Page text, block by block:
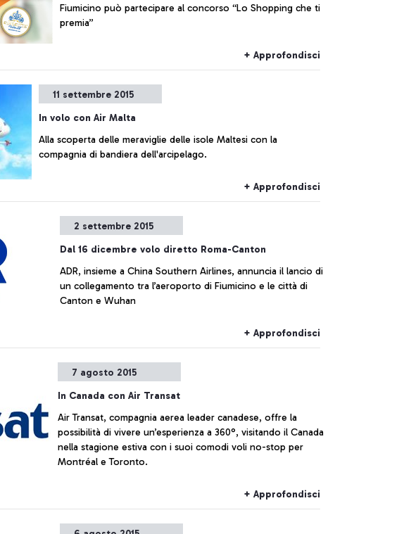
Fiumicino può partecipare al concorso “Lo Shopping che ti
premia”
+ Approfondisci
11 settembre 2015
In volo con Air Malta
Alla scoperta delle meraviglie delle isole Maltesi con la
compagnia di bandiera dell'arcipelago.
+ Approfondisci
2 settembre 2015
Dal 16 dicembre volo diretto Roma-Canton
ADR, insieme a China Southern Airlines, annuncia il lancio di
un collegamento tra l’aeroporto di Fiumicino e le città di
Canton e Wuhan
+ Approfondisci
7 agosto 2015
In Canada con Air Transat
Air Transat, compagnia aerea leader canadese, offre la
possibilità di vivere un’esperienza a 360°, visitando il Canada
nella stagione estiva con i suoi comodi voli no-stop per
Montréal e Toronto.
+ Approfondisci